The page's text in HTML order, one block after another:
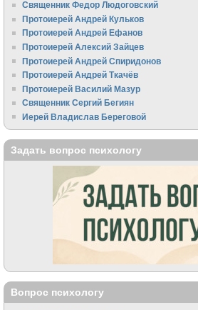
Священник Федор Людоговский
Протоиерей Андрей Кульков
Протоиерей Андрей Ефанов
Протоиерей Алексий Зайцев
Протоиерей Андрей Спиридонов
Протоиерей Андрей Ткачёв
Протоиерей Василий Мазур
Священник Сергий Бегиян
Иерей Владислав Береговой
Задать вопрос психологу
Вопрос психологу